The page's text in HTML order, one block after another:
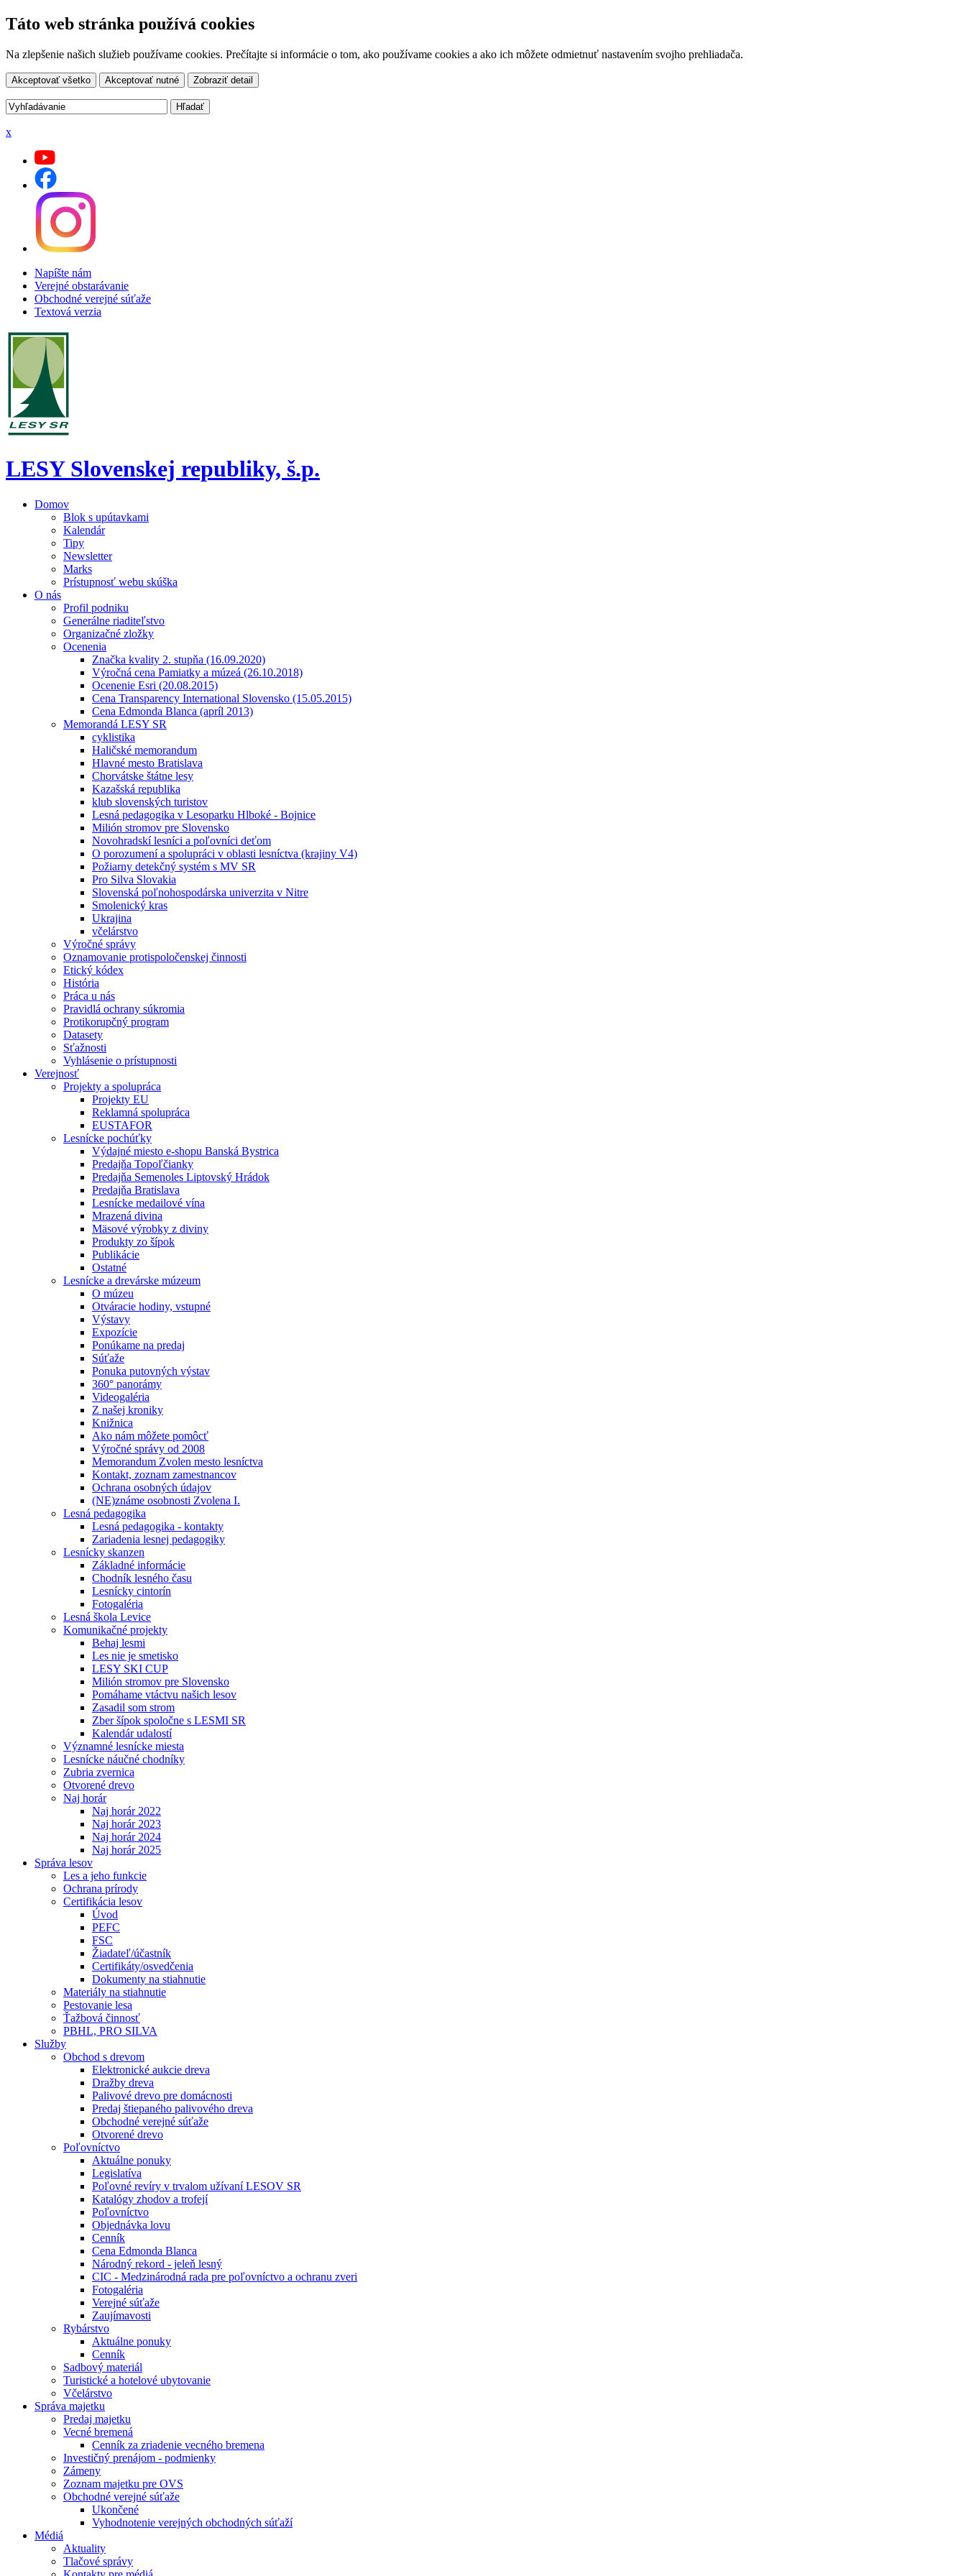
Táto web stránka používá cookies
Na zlepšenie našich služieb používame cookies. Prečítajte si informácie o tom, ako používame cookies a ako ich môžete odmietnuť nastavením svojho prehliadača.
Akceptovať všetko Akceptovať nutné Zobraziť detail
x
Napíšte nám
Verejné obstarávanie
Obchodné verejné súťaže
Textová verzia
LESY Slovenskej republiky, š.p.
Domov
Blok s upútavkami
Kalendár
Tipy
Newsletter
Marks
Prístupnosť webu skúška
O nás
Profil podniku
Generálne riaditeľstvo
Organizačné zložky
Ocenenia
Značka kvality 2. stupňa (16.09.2020)
Výročná cena Pamiatky a múzeá (26.10.2018)
Ocenenie Esri (20.08.2015)
Cena Transparency International Slovensko (15.05.2015)
Cena Edmonda Blanca (apríl 2013)
Memorandá LESY SR
cyklistika
Haličské memorandum
Hlavné mesto Bratislava
Chorvátske štátne lesy
Kazašská republika
klub slovenských turistov
Lesná pedagogika v Lesoparku Hlboké - Bojnice
Milión stromov pre Slovensko
Novohradskí lesníci a poľovníci deťom
O porozumení a spolupráci v oblasti lesníctva (krajiny V4)
Požiarny detekčný systém s MV SR
Pro Silva Slovakia
Slovenská poľnohospodárska univerzita v Nitre
Smolenický kras
Ukrajina
včelárstvo
Výročné správy
Oznamovanie protispoločenskej činnosti
Etický kódex
História
Práca u nás
Pravidlá ochrany súkromia
Protikorupčný program
Datasety
Sťažnosti
Vyhlásenie o prístupnosti
Verejnosť
Projekty a spolupráca
Projekty EU
Reklamná spolupráca
EUSTAFOR
Lesnícke pochúťky
Výdajné miesto e-shopu Banská Bystrica
Predajňa Topoľčianky
Predajňa Semenoles Liptovský Hrádok
Predajňa Bratislava
Lesnícke medailové vína
Mrazená divina
Mäsové výrobky z diviny
Produkty zo šípok
Publikácie
Ostatné
Lesnícke a drevárske múzeum
O múzeu
Otváracie hodiny, vstupné
Výstavy
Expozície
Ponúkame na predaj
Súťaže
Ponuka putovných výstav
360° panorámy
Videogaléria
Z našej kroniky
Knižnica
Ako nám môžete pomôcť
Výročné správy od 2008
Memorandum Zvolen mesto lesníctva
Kontakt, zoznam zamestnancov
Ochrana osobných údajov
(NE)známe osobnosti Zvolena I.
Lesná pedagogika
Lesná pedagogika - kontakty
Zariadenia lesnej pedagogiky
Lesnícky skanzen
Základné informácie
Chodník lesného času
Lesnícky cintorín
Fotogaléria
Lesná škola Levice
Komunikačné projekty
Behaj lesmi
Les nie je smetisko
LESY SKI CUP
Milión stromov pre Slovensko
Pomáhame vtáctvu našich lesov
Zasadil som strom
Zber šípok spoločne s LESMI SR
Kalendár udalostí
Významné lesnícke miesta
Lesnícke náučné chodníky
Zubria zvernica
Otvorené drevo
Naj horár
Naj horár 2022
Naj horár 2023
Naj horár 2024
Naj horár 2025
Správa lesov
Les a jeho funkcie
Ochrana prírody
Certifikácia lesov
Úvod
PEFC
FSC
Žiadateľ/účastník
Certifikáty/osvedčenia
Dokumenty na stiahnutie
Materiály na stiahnutie
Pestovanie lesa
Ťažbová činnosť
PBHL, PRO SILVA
Služby
Obchod s drevom
Elektronické aukcie dreva
Dražby dreva
Palivové drevo pre domácnosti
Predaj štiepaného palivového dreva
Obchodné verejné súťaže
Otvorené drevo
Poľovníctvo
Aktuálne ponuky
Legislatíva
Poľovné revíry v trvalom užívaní LESOV SR
Katalógy zhodov a trofejí
Poľovníctvo
Objednávka lovu
Cenník
Cena Edmonda Blanca
Národný rekord - jeleň lesný
CIC - Medzinárodná rada pre poľovníctvo a ochranu zveri
Fotogaléria
Verejné súťaže
Zaujímavosti
Rybárstvo
Aktuálne ponuky
Cenník
Sadbový materiál
Turistické a hotelové ubytovanie
Včelárstvo
Správa majetku
Predaj majetku
Vecné bremená
Cenník za zriadenie vecného bremena
Investičný prenájom - podmienky
Zámeny
Zoznam majetku pre OVS
Obchodné verejné súťaže
Ukončené
Vyhodnotenie verejných obchodných súťaží
Médiá
Aktuality
Tlačové správy